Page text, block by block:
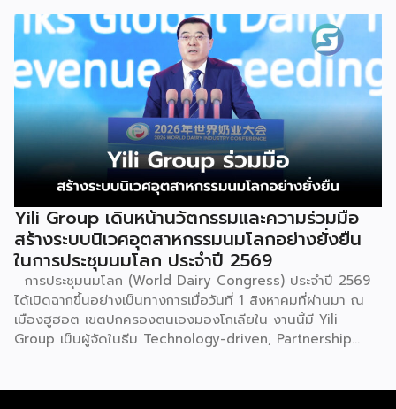
โจว” ซึ่งทรงคุณค่าเป็นยิ่งกว่าการแสดง เพราะทำหน้าที่จดบันทึก
ประวัติศาสตร์การอพยพย้ายถิ่นฐาน สะท้อนภูมิปัญญาทาง
วัฒนธรรมอันรุ่มรวย และตอกย้ำจิตวิญญาณอันแข็งแกร่งของ
ชนเผ่าเหมียวไว้ได้อย่างงดงาม ตำนานเล่าว่า ยามอพยพย้าย
ถิ่นฐานในอดีตกาล เส้นทางของชาวเหมียวต้องเผชิญกับเทือกเขา
สูงชันและพงหนามรกร้าง เพื่อเปิดทางให้เพื่อนพ้องเดินทางผ่าน
พงไพร เหล่าผู้กล้าหาญจึงใช้ร่างกายของตนกลิ้งทับพงหนาม
อย่างไม่เกรงกลัวเพื่อถางทางให้คนในเผ่า ด้วยเหตุนี้ คนรุ่นหลังจึง
ได้จำลองท่วงท่าการกลิ้งตัวดังกล่าวมาต่อยอดและรังสรรค์เป็น
ระบำลู่เซิงอันเป็นเอกลักษณ์ เพื่อรำลึกถึงความกล้าหาญและหยาด
เหงื่อแรงกายของบรรพบุรุษ โดยทุกท่วงท่าการกลิ้งตัวคือการ
คารวะต่อบรรพชน และทุกการกระโดดสะท้อนถึงจิตวิญญาณอัน
แรงกล้าของชนเผ่าเหมียว กุนซานจูถือเป็นหนึ่งในศิลปะการ
เต้นรำที่ปราบเซียนและท้าทายที่สุดของชนเผ่าเหมียว ผู้แสดงจะ
สวมเสื้อนอกสีขาวปักลายอันประณีต และสวมหมวกขนไก่ฟ้า
พร้อมบรรเลงลู่เซิงแบบ 6 ท่อ จุดที่ท้าทายที่สุดคือเสียงเพลงจะ
ต้องพลิ้วไหวอย่างต่อเนื่อง นักเต้นจึงต้องเป่าลู่เซิงอย่าง
สม่ำเสมอโดยไม่สะดุด แม้ในยามที่ต้องโลดโผนด้วยท่วงท่าที่ยาก
Yili Group เดินหน้านวัตกรรมและความร่วมมือ
สร้างระบบนิเวศอุตสาหกรรมนมโลกอย่างยั่งยืน
ในการประชุมนมโลก ประจำปี 2569
การประชุมนมโลก (World Dairy Congress) ประจำปี 2569
ได้เปิดฉากขึ้นอย่างเป็นทางการเมื่อวันที่ 1 สิงหาคมที่ผ่านมา ณ
เมืองฮูฮอต เขตปกครองตนเองมองโกเลียใน งานนี้มี Yili
Group เป็นผู้จัดในธีม Technology-driven, Partnership